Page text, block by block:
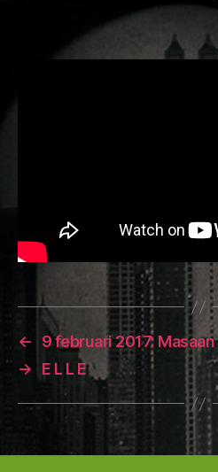
←
9 februari 2017: Masaan
→
E L L E